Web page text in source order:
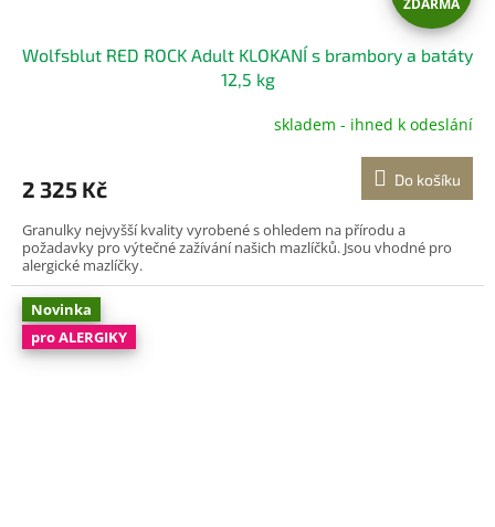
D
A
R
M
A
ZDARMA
Wolfsblut RED ROCK Adult KLOKANÍ s brambory a batáty
12,5 kg
je
z
5
hvězdiček.
skladem - ihned k odeslání
2 325 Kč Do košíku
Granulky nejvyšší kvality vyrobené s ohledem na přírodu a
požadavky pro výtečné zažívání našich mazlíčků. Jsou vhodné pro
alergické mazlíčky.
Novinka
pro ALERGIKY